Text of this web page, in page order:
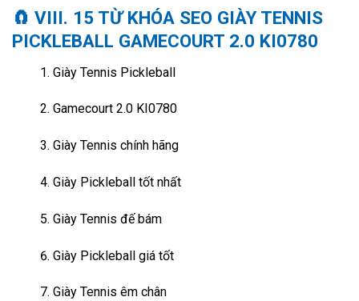
🧲 VIII. 15 TỪ KHÓA SEO GIÀY TENNIS
PICKLEBALL GAMECOURT 2.0 KI0780
Giày Tennis Pickleball
Gamecourt 2.0 KI0780
Giày Tennis chính hãng
Giày Pickleball tốt nhất
Giày Tennis đế bám
Giày Pickleball giá tốt
Giày Tennis êm chân